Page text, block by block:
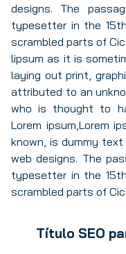
designs. The
typesetter in the
scrambled parts of
lipsum as it is
laying out print,
attributed to an
who is thought to
Lorem ipsum,Lorem
known, is dummy
web designs. The
typesetter in the
scrambled parts of
Título SEO